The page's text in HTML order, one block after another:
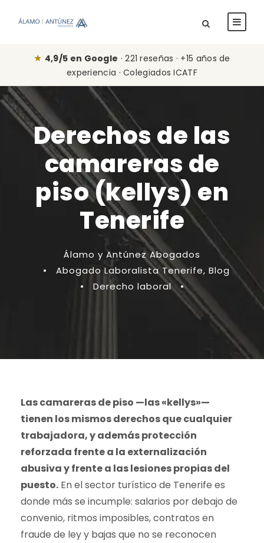
★ 4,9/5 en Google · 221 reseñas · +15 años de
experiencia · Colegiados ICATF
Derechos de las
camareras de
piso (kellys) en
Tenerife
Álamo y Antúnez Abogados
•
Abogado Laboralista Tenerife, Blog
•
Derecho laboral •
Las camareras de piso —las «kellys»—
tienen los mismos derechos que cualquier
trabajadora, y además protección
reforzada frente a la externalización
abusiva y frente a las lesiones propias del
puesto. En el sector turístico de Tenerife es
donde más se incumple: salarios por debajo de
convenio, ritmos imposibles, contratos en
fraude de ley y bajas que no se reconocen